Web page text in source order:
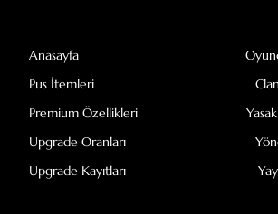
Anasayfa
Pus İtemleri
Premium Özellikleri
Upgrade Oranları
Upgrade Kayıtları